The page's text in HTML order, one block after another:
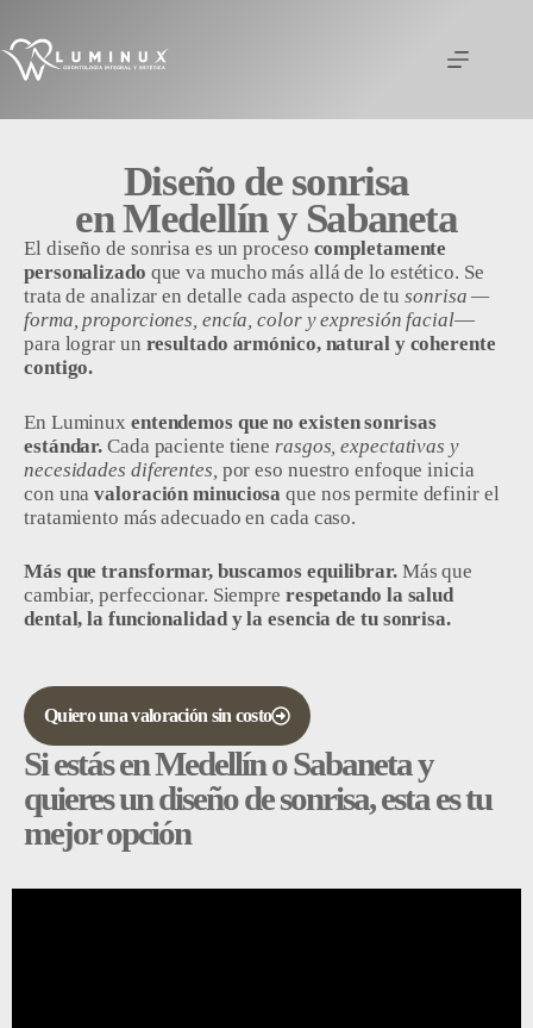
Diseño de sonrisa
en Medellín y Sabaneta
El diseño de sonrisa es un proceso completamente
personalizado que va mucho más allá de lo estético. Se
trata de analizar en detalle cada aspecto de tusonrisa —
forma, proporciones, encía, color y expresión facial—
para lograr un resultado armónico, natural y coherente
contigo.
En Luminux entendemos que no existen sonrisas
estándar. Cada paciente tiene rasgos, expectativas y
necesidades diferentes, por eso nuestro enfoque inicia
con unavaloración minuciosa que nos permite definir el
tratamiento más adecuado en cada caso.
Más que transformar, buscamos equilibrar.Más que
cambiar, perfeccionar. Siempre respetando la salud
dental, la funcionalidad y la esencia de tu sonrisa.
Quiero una valoración sin costo
Si estás en Medellín o Sabaneta y
quieres un diseño de sonrisa, esta es tu
mejor opción